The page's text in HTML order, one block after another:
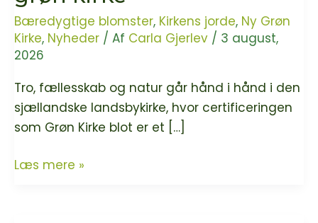
Bæredygtige blomster, Kirkens jorde, Ny Grøn
Kirke, Nyheder / Af Carla Gjerlev / 3 august,
2026
Tro, fællesskab og natur går hånd i hånd i den
sjællandske landsbykirke, hvor certificeringen
som Grøn Kirke blot er et […]
Nr.
Læs mere »